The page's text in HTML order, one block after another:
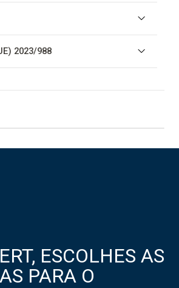
2023/988
ESCOLHES AS
PARA O